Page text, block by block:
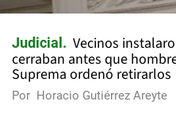
Judicial
Vecinos
cerraban antes que
Suprema ordenó retirarlos
Por Horacio Gutiérrez Areyte